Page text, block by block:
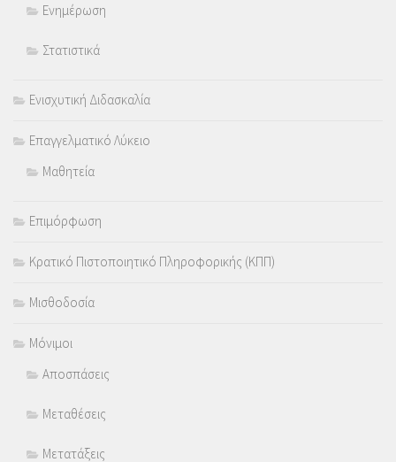
Ενημέρωση
Στατιστικά
Ενισχυτική Διδασκαλία
Επαγγελματικό Λύκειο
Μαθητεία
Επιμόρφωση
Κρατικό Πιστοποιητικό Πληροφορικής (ΚΠΠ)
Μισθοδοσία
Μόνιμοι
Αποσπάσεις
Μεταθέσεις
Μετατάξεις